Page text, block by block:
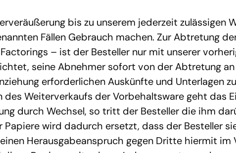
bis zu unserem jederzeit zulässigen
Fällen Gebrauch machen. Zur Abtretung
– ist der Besteller nur mit unserer
seine Abnehmer sofort von der Abtretung
erforderlichen Auskünfte und Unterlagen
Weiterverkaufs der Vorbehaltsware geht das
durch Wechsel, so tritt der Besteller die ihm
wird dadurch ersetzt, dass der Besteller
Herausgabeanspruch gegen Dritte hiermit